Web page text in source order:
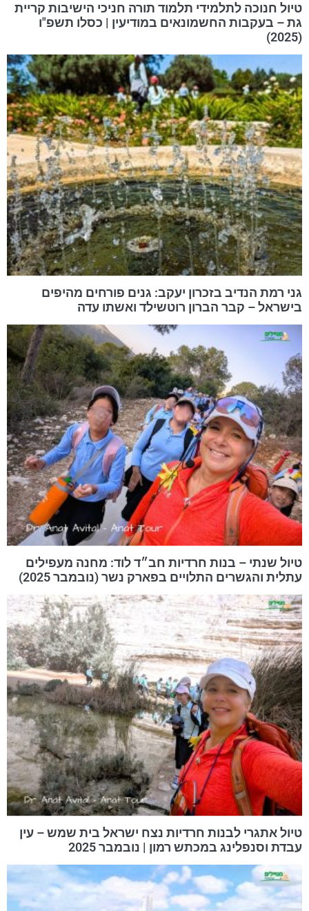
טיול חנוכה לתלמידי תלמוד תורה חניכי הישיבות קריית
גת – בעקבות החשמונאים במודיעין | כסלו תשפ"ו
(2025)
גני רמת הנדיב בזכרון יעקב: גנים פורחים מהיפים
בישראל – קבר הברון רוטשילד ואשתו עדה
טיול שנתי – בנות חרדיות חב״ד לוד: מחנה מעפילים
עתלית והגשרים התלויים בפארק נשר (נובמבר 2025)
טיול אתגרי לבנות חרדיות נצח ישראל בית שמש – עין
עבדת וסנפלינג במכתש רמון | נובמבר 2025